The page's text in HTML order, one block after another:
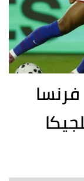
مونديال 2026: فرنسا